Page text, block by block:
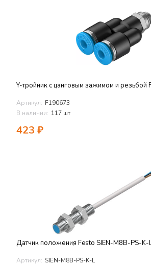
Y-тройник с цанговым зажимом и резьбой
Артикул: F190673
В наличии: 117 шт
423 ₽
Датчик положения Festo SIEN-M8B-PS-K-
Артикул: SIEN-M8B-PS-K-L